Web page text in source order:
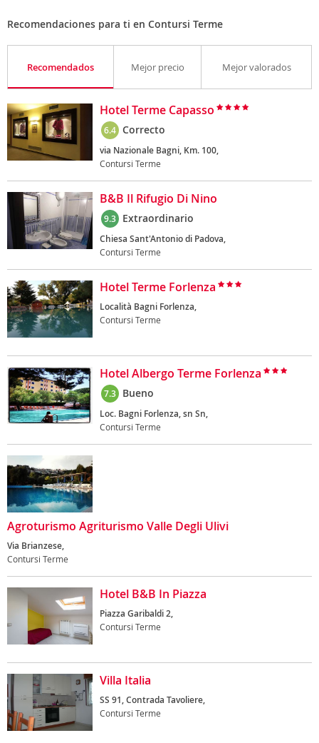
Recomendaciones para ti en Contursi Terme
Recomendados Mejor precio Mejor valorados
Hotel Terme Capasso
6.4 Correcto
via Nazionale Bagni, Km. 100,
Contursi Terme
B&B Il Rifugio Di Nino
9.3 Extraordinario
Chiesa Sant'Antonio di Padova,
Contursi Terme
Hotel Terme Forlenza
Località Bagni Forlenza,
Contursi Terme
Hotel Albergo Terme Forlenza
7.3 Bueno
Loc. Bagni Forlenza, sn Sn,
Contursi Terme
Agroturismo Agriturismo Valle Degli Ulivi
Via Brianzese,
Contursi Terme
Hotel B&B In Piazza
Piazza Garibaldi 2,
Contursi Terme
Villa Italia
SS 91, Contrada Tavoliere,
Contursi Terme